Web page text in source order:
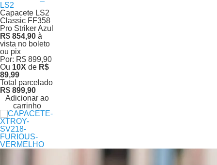
LS2
Capacete LS2
Classic FF358
Pro Striker Azul
R$ 854,90 à
vista no boleto
ou pix
Por: R$ 899,90
Ou 10X de R$
89,99
Total parcelado
R$ 899,90
Adicionar ao
carrinho